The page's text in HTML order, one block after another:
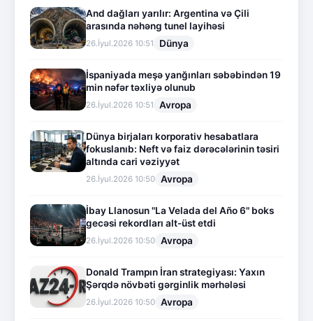
And dağları yarılır: Argentina və Çili
arasında nəhəng tunel layihəsi
26.İyul.2026 10:51 Dünya
İspaniyada meşə yanğınları səbəbindən 19
min nəfər təxliyə olunub
26.İyul.2026 10:51 Avropa
Dünya birjaları korporativ hesabatlara
fokuslanıb: Neft və faiz dərəcələrinin təsiri
altında cari vəziyyət
26.İyul.2026 10:50 Avropa
İbay Llanosun "La Velada del Año 6" boks
gecəsi rekordları alt-üst etdi
26.İyul.2026 10:50 Avropa
Donald Trampın İran strategiyası: Yaxın
Şərqdə növbəti gərginlik mərhələsi
26.İyul.2026 10:50 Avropa